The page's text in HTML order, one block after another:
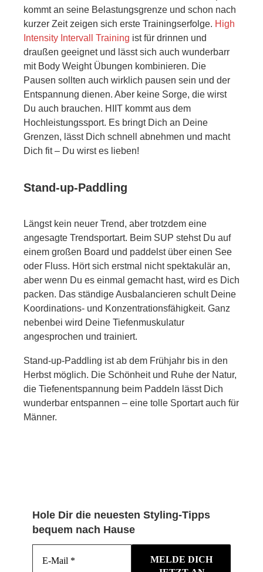
kommt an seine Belastungsgrenze und schon nach
kurzer Zeit zeigen sich erste Trainingserfolge. High
Intensity Intervall Training ist für drinnen und
draußen geeignet und lässt sich auch wunderbarr
mit Body Weight Übungen kombinieren. Die
Pausen sollten auch wirklich pausen sein und der
Entspannung dienen. Aber keine Sorge, die wirst
Du auch brauchen. HIIT kommt aus dem
Hochleistungssport. Es bringt Dich an Deine
Grenzen, lässt Dich schnell abnehmen und macht
Dich fit – Du wirst es lieben!
Stand-up-Paddling
Längst kein neuer Trend, aber trotzdem eine
angesagte Trendsportart. Beim SUP stehst Du auf
einem großen Board und paddelst über einen See
oder Fluss. Hört sich erstmal nicht spektakulär an,
aber wenn Du es einmal gemacht hast, wird es Dich
packen. Das ständige Ausbalancieren schult Deine
Koordinations- und Konzentrationsfähigkeit. Ganz
nebenbei wird Deine Tiefenmuskulatur
angesprochen und trainiert.
Stand-up-Paddling ist ab dem Frühjahr bis in den
Herbst möglich. Die Schönheit und Ruhe der Natur,
die Tiefenentspannung beim Paddeln lässt Dich
wunderbar entspannen – eine tolle Sportart auch für
Männer.
Hole Dir die neuesten Styling-Tipps
bequem nach Hause